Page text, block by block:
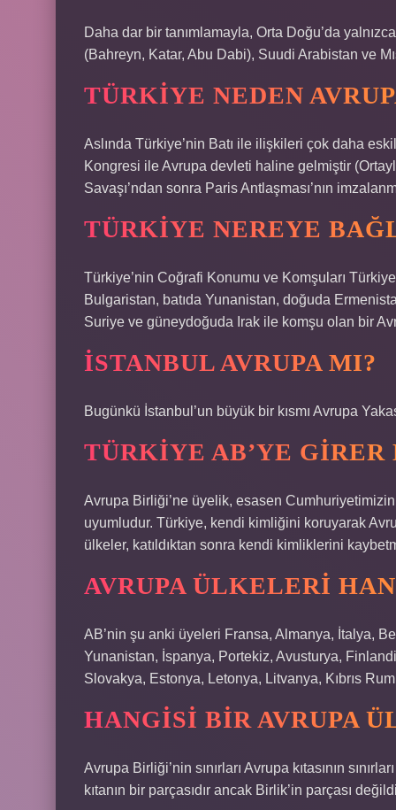
Daha dar bir tanımlamayla, Orta Doğu’da
(Bahreyn, Katar, Abu Dabi), Suudi Arabistan ve
TÜRKIYE NEDEN
Aslında Türkiye’nin Batı ile ilişkileri çok daha
Kongresi ile Avrupa devleti haline gelmiştir
Savaşı’ndan sonra Paris Antlaşması’nın
TÜRKIYE NEREYE
Türkiye’nin Coğrafi Konumu ve Komşuları
Bulgaristan, batıda Yunanistan, doğuda
Suriye ve güneydoğuda Irak ile komşu olan bir
İSTANBUL AVRUPA MI?
Bugünkü İstanbul’un büyük bir kısmı Avrupa
TÜRKIYE AB’YE GIRER
Avrupa Birliği’ne üyelik, esasen
uyumludur. Türkiye, kendi kimliğini koruyarak
ülkeler, katıldıktan sonra kendi kimliklerini
AVRUPA ÜLKELERI
AB’nin şu anki üyeleri Fransa, Almanya, İtalya,
Yunanistan, İspanya, Portekiz, Avusturya,
Slovakya, Estonya, Letonya, Litvanya, Kıbrıs
HANGISI BIR AVRUPA
Avrupa Birliği’nin sınırları Avrupa kıtasının
kıtanın bir parçasıdır ancak Birlik’in parçası